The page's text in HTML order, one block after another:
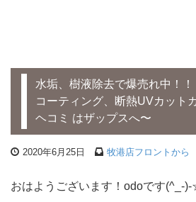
水垢、樹液除去で爆売れ中！
コーティング、断熱UVカット
ヘコミ はザップスへ〜
2020年6月25日 牧港店フロントから
おはようございます！odoです(^_-